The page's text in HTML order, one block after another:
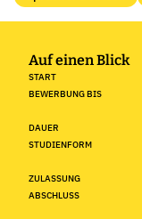
Auf einen Blick
START
BEWERBUNG BIS
DAUER
STUDIENFORM
ZULASSUNG
ABSCHLUSS